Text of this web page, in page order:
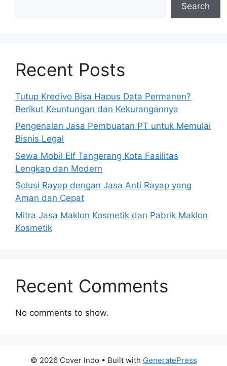
Search
Recent Posts
Tutup Kredivo Bisa Hapus Data Permanen?
Berikut Keuntungan dan Kekurangannya
Pengenalan Jasa Pembuatan PT untuk Memulai
Bisnis Legal
Sewa Mobil Elf Tangerang Kota Fasilitas
Lengkap dan Modern
Solusi Rayap dengan Jasa Anti Rayap yang
Aman dan Cepat
Mitra Jasa Maklon Kosmetik dan Pabrik Maklon
Kosmetik
Recent Comments
No comments to show.
© 2026 Cover Indo • Built with GeneratePress